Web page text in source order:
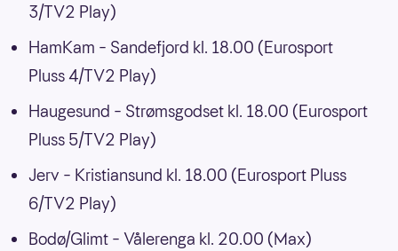
3/TV2 Play)
HamKam – Sandefjord kl. 18.00 (Eurosport
Pluss 4/TV2 Play)
Haugesund – Strømsgodset kl. 18.00 (Eurosport
Pluss 5/TV2 Play)
Jerv – Kristiansund kl. 18.00 (Eurosport Pluss
6/TV2 Play)
Bodø/Glimt – Vålerenga kl. 20.00 (Max)